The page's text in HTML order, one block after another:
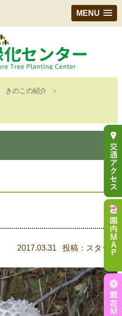
MENU
きのこの紹介
2017.03.31 投稿：スタッフ